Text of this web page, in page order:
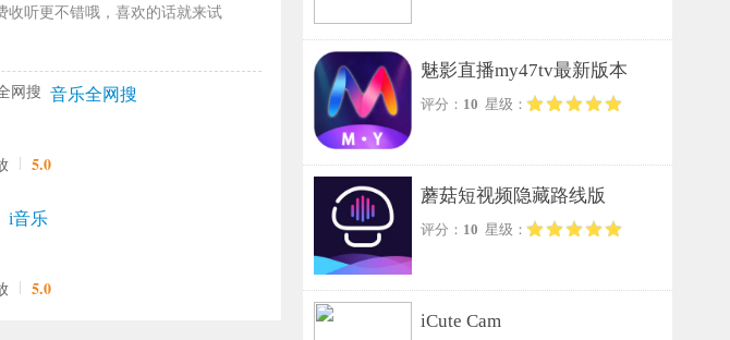
收听更不错哦，喜欢的话就来试
音乐全网搜
5.0
i音乐
5.0
魅影直播my47tv最新版本
评分： 10 星级：
蘑菇短视频隐藏路线版
评分： 10 星级：
iCute Cam